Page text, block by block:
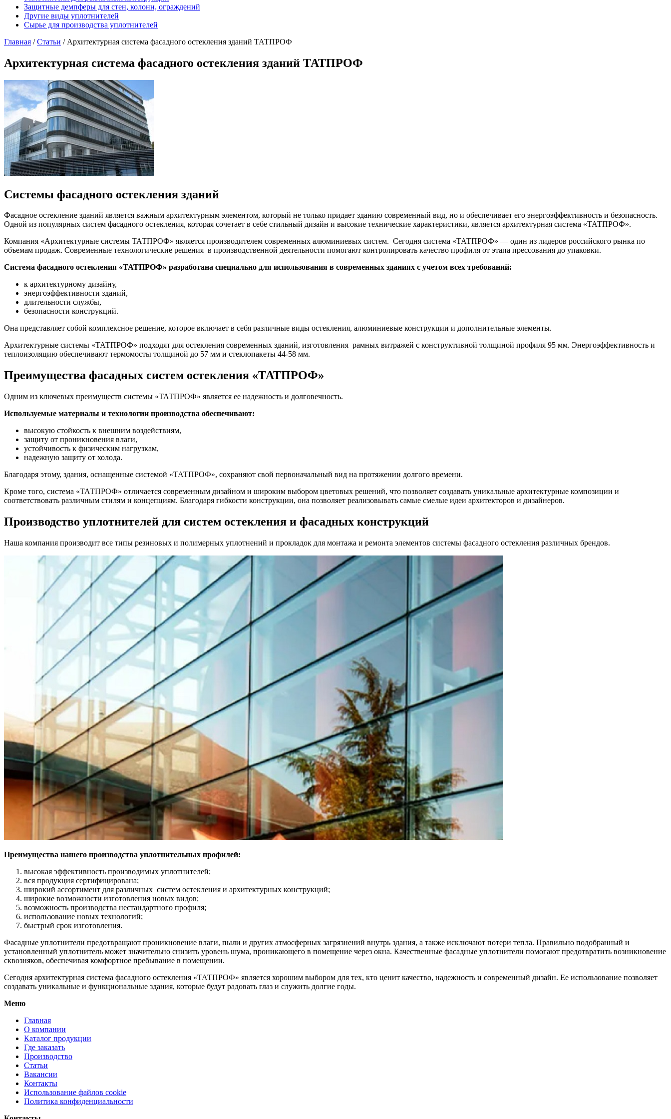
Защитные демпферы для стен, колонн, ограждений
Другие виды уплотнителей
Сырье для производства уплотнителей
Главная /Статьи / Архитектурная система фасадного остекления зданий ТАТПРОФ
Архитектурная система фасадного остекления зданий ТАТПРОФ
Системы фасадного остекления зданий
Фасадное остекление зданий является важным архитектурным элементом, который не только придает зданию современный вид, но и обеспечивает его энергоэффективность и безопасность.
Одной из популярных систем фасадного остекления, которая сочетает в себе стильный дизайн и высокие технические характеристики, является архитектурная система «ТАТПРОФ».
Компания «Архитектурные системы ТАТПРОФ» является производителем современных алюминиевых систем. Сегодня система «ТАТПРОФ» — один из лидеров российского рынка по
объемам продаж. Современные технологические решения в производственной деятельности помогают контролировать качество профиля от этапа прессования до упаковки.
Система фасадного остекления «ТАТПРОФ» разработана специально для использования в современных зданиях с учетом всех требований:
к архитектурному дизайну,
энергоэффективности зданий,
длительности службы,
безопасности конструкций.
Она представляет собой комплексное решение, которое включает в себя различные виды остекления, алюминиевые конструкции и дополнительные элементы.
Архитектурные системы «ТАТПРОФ» подходят для остекления современных зданий, изготовления рамных витражей с конструктивной толщиной профиля 95 мм. Энергоэффективность и
теплоизоляцию обеспечивают термомосты толщиной до 57 мм и стеклопакеты 44-58 мм.
Преимущества фасадных систем остекления «ТАТПРОФ»
Одним из ключевых преимуществ системы «ТАТПРОФ» является ее надежность и долговечность.
Используемые материалы и технологии производства обеспечивают:
высокую стойкость к внешним воздействиям,
защиту от проникновения влаги,
устойчивость к физическим нагрузкам,
надежную защиту от холода.
Благодаря этому, здания, оснащенные системой «ТАТПРОФ», сохраняют свой первоначальный вид на протяжении долгого времени.
Кроме того, система «ТАТПРОФ» отличается современным дизайном и широким выбором цветовых решений, что позволяет создавать уникальные архитектурные композиции и
соответствовать различным стилям и концепциям. Благодаря гибкости конструкции, она позволяет реализовывать самые смелые идеи архитекторов и дизайнеров.
Производство уплотнителей для систем остекления и фасадных конструкций
Наша компания производит все типы резиновых и полимерных уплотнений и прокладок для монтажа и ремонта элементов системы фасадного остекления различных брендов.
Преимущества нашего производства уплотнительных профилей:
высокая эффективность производимых уплотнителей;
вся продукция сертифицирована;
широкий ассортимент для различных систем остекления и архитектурных конструкций;
широкие возможности изготовления новых видов;
возможность производства нестандартного профиля;
использование новых технологий;
быстрый срок изготовления.
Фасадные уплотнители предотвращают проникновение влаги, пыли и других атмосферных загрязнений внутрь здания, а также исключают потери тепла. Правильно подобранный и
установленный уплотнитель может значительно снизить уровень шума, проникающего в помещение через окна. Качественные фасадные уплотнители помогают предотвратить возникновение
сквозняков, обеспечивая комфортное пребывание в помещении.
Сегодня архитектурная система фасадного остекления «ТАТПРОФ» является хорошим выбором для тех, кто ценит качество, надежность и современный дизайн. Ее использование позволяет
создавать уникальные и функциональные здания, которые будут радовать глаз и служить долгие годы.
Меню
Главная
О компании
Каталог продукции
Где заказать
Производство
Статьи
Вакансии
Контакты
Использование файлов cookie
Политика конфиденциальности